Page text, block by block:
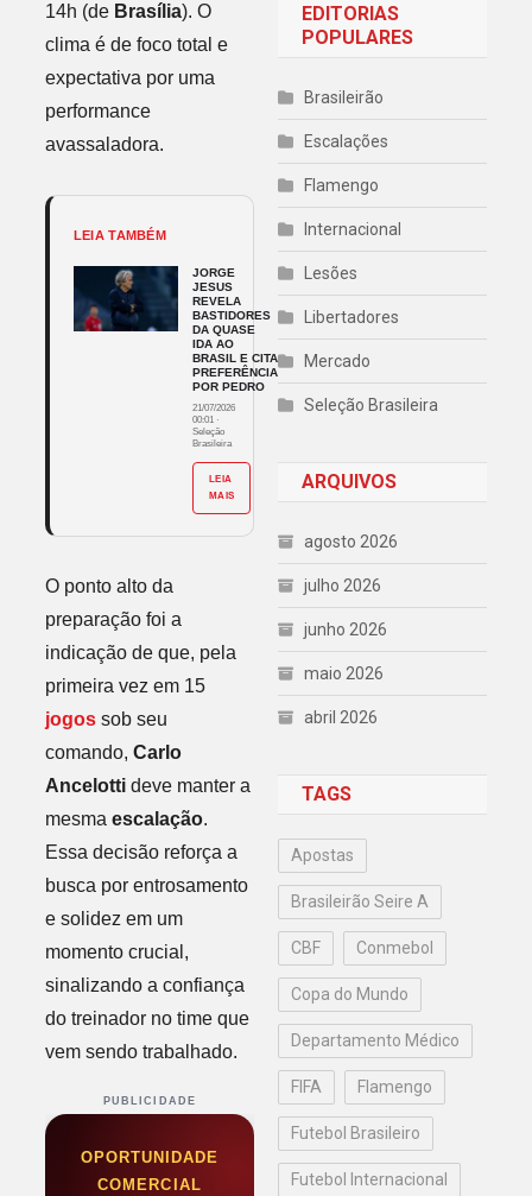
14h (de Brasília). O
clima é de foco total e
expectativa por uma
performance
avassaladora.
LEIA TAMBÉM
JORGE
JESUS
REVELA
BASTIDORES
DA QUASE
IDA AO
BRASIL E CITA
PREFERÊNCIA
POR PEDRO
21/07/2026
00:01 ·
Seleção
Brasileira
LEIA
MAIS
O ponto alto da
preparação foi a
indicação de que, pela
primeira vez em 15
jogossob seu
comando, Carlo
Ancelottideve manter a
mesma escalação.
Essa decisão reforça a
busca por entrosamento
e solidez em um
momento crucial,
sinalizando a confiança
do treinador no time que
vem sendo trabalhado.
PUBLICIDADE
OPORTUNIDADE
COMERCIAL
EDITORIAS
POPULARES
Brasileirão
Escalações
Flamengo
Internacional
Lesões
Libertadores
Mercado
Seleção Brasileira
ARQUIVOS
agosto 2026
julho 2026
junho 2026
maio 2026
abril 2026
TAGS
Apostas
Brasileirão Seire A
CBF Conmebol
Copa do Mundo
Departamento Médico
FIFA Flamengo
Futebol Brasileiro
Futebol Internacional